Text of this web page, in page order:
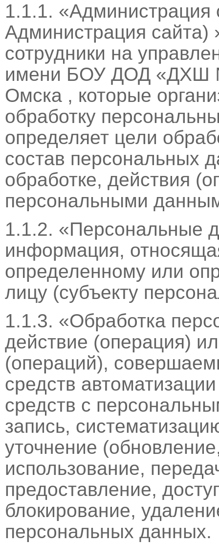
1.1.1. «Администрация
Администрация
сотрудники на
имени БОУ ДОД «ДХШ
Омска , которые
обработку
определяет цели
состав персональных
обработке, действия
персональными
1.1.2. «Персональные
информация,
определенному или
лицу (субъекту
1.1.3. «Обработка
действие (операция)
(операций),
средств
средств с
запись,
уточнение
использование,
предоставление,
блокирование,
персональных данных.